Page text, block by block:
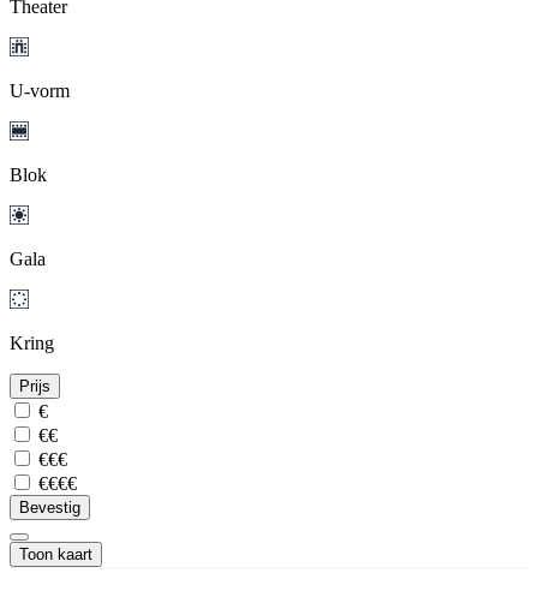
Theater
U-vorm
Blok
Gala
Kring
Prijs
€
€€
€€€
€€€€
Bevestig
Toon kaart